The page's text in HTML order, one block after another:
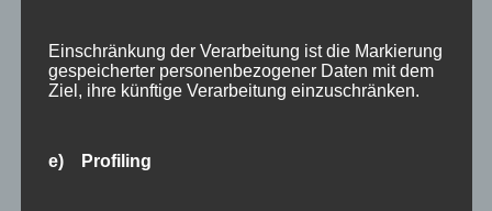
Hirschbrunft / Hirschlosen
Oberstdorf
Einschränkung der Verarbeitung ist die Markierung
gespeicherter personenbezogener Daten mit dem
Ziel, ihre künftige Verarbeitung einzuschränken.
e) Profiling